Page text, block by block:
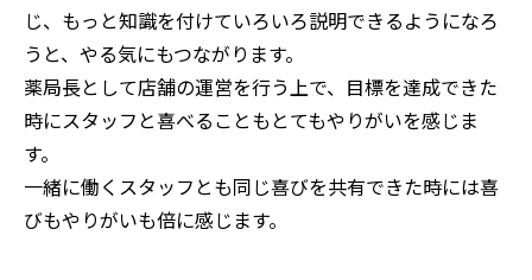
じ、もっと知識を付けていろいろ説明できるようになろ
うと、やる気にもつながります。
薬局長として店舗の運営を行う上で、目標を達成できた
時にスタッフと喜べることもとてもやりがいを感じま
す。
一緒に働くスタッフとも同じ喜びを共有できた時には喜
びもやりがいも倍に感じます。